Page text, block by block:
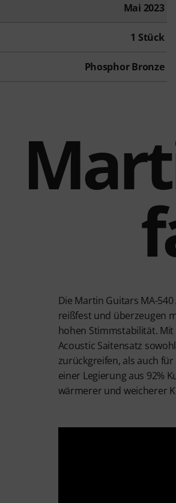
Mai 2023
1 Stück
Phosphor Bronze
Die Martin Guitars MA-
reißfest und überzeugen
hohen Stimmstabilität. Mit
Acoustic Saitensatz
zurückgreifen, als auch
einer Legierung aus 92%
wärmerer und weicherer